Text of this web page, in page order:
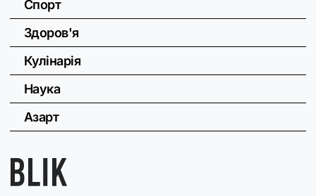
Спорт
Здоров'я
Кулінарія
Наука
Азарт